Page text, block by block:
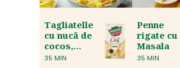
Tagliatelle
cu nucă de
cocos,
mango și
35 MIN
Penne
rigate cu
Masala
35 MIN